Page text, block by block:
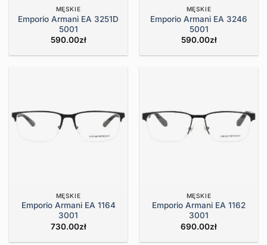
MĘSKIE
Emporio Armani EA 3251D
5001
590.00zł
MĘSKIE
Emporio Armani EA 3246
5001
590.00zł
MĘSKIE
Emporio Armani EA 1164
3001
730.00zł
MĘSKIE
Emporio Armani EA 1162
3001
690.00zł